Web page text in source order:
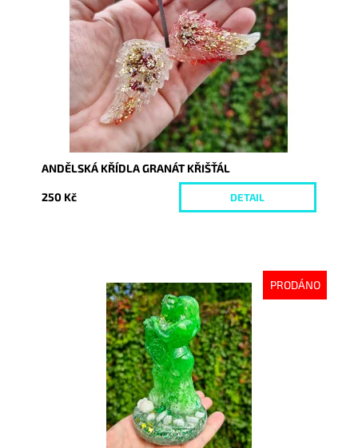
Dostupnost:
Vyprodáno
10357
ANDĚLSKÁ KŘÍDLA GRANÁT KŘIŠŤÁL
250 Kč DETAIL
PRODÁNO
Vyprodáno
10326